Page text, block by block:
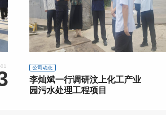
公司动态
李灿斌一行调研汶上化工产业
园污水处理工程项目